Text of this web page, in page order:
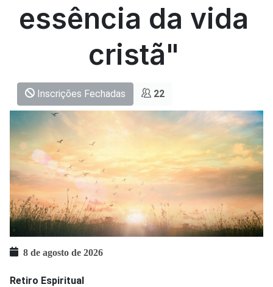
essência da vida
cristã"
Inscrições Fechadas 22
8 de agosto de 2026
Retiro Espiritual